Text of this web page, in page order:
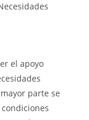
el apoyo
parte se